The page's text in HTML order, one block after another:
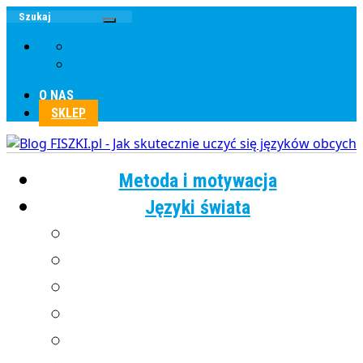
O NAS
SKLEP
Metoda i motywacja
Języki świata